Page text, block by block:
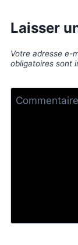
Laisser
Votre adresse e-
obligatoires sont
Commentaire